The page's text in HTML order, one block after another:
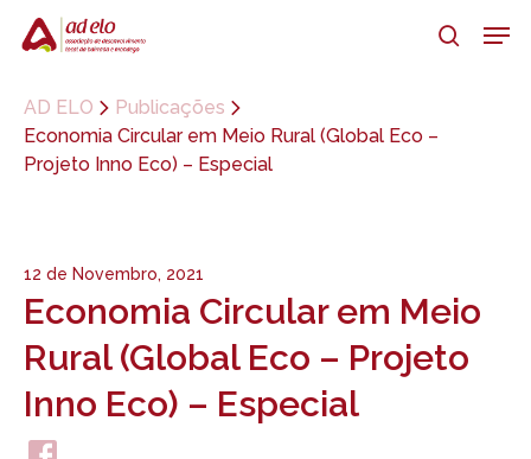
content
search
AD ELO
Publicações
Economia Circular em Meio Rural (Global Eco –
Projeto Inno Eco) – Especial
12 de Novembro, 2021
Economia Circular em Meio
Rural (Global Eco – Projeto
Inno Eco) – Especial